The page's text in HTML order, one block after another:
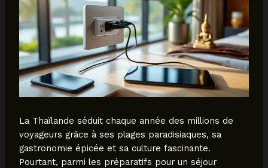
La Thaïlande séduit chaque année des millions de
voyageurs grâce à ses plages paradisiaques, sa
gastronomie épicée et sa culture fascinante.
Pourtant, parmi les préparatifs pour un séjour